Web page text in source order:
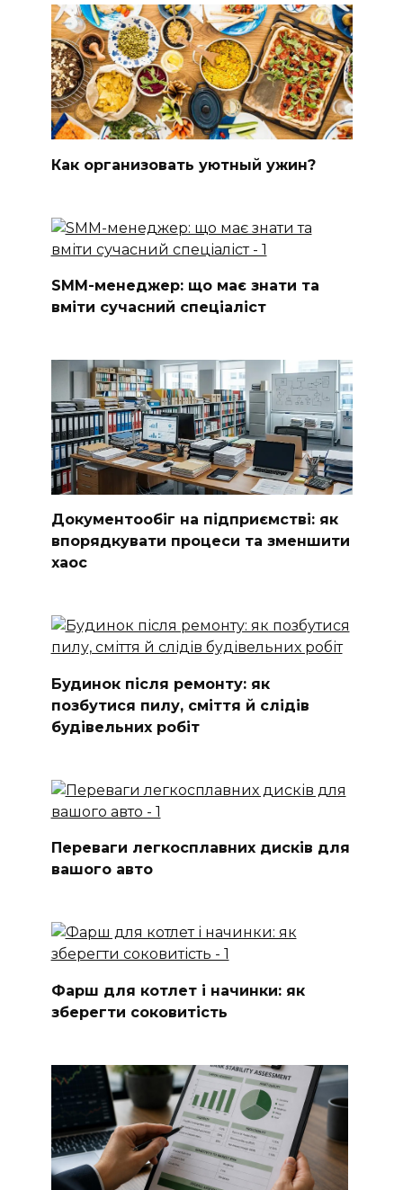
Как организовать уютный ужин?
SMM-менеджер: що має знати та
вміти сучасний спеціаліст
Документообіг на підприємстві: як
впорядкувати процеси та зменшити
хаос
Будинок після ремонту: як
позбутися пилу, сміття й слідів
будівельних робіт
Переваги легкосплавних дисків для
вашого авто
Фарш для котлет і начинки: як
зберегти соковитість